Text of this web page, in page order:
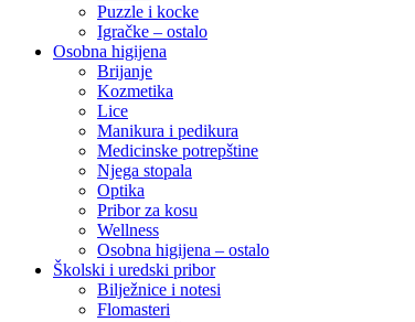
Puzzle i kocke
Igračke – ostalo
Osobna higijena
Brijanje
Kozmetika
Lice
Manikura i pedikura
Medicinske potrepštine
Njega stopala
Optika
Pribor za kosu
Wellness
Osobna higijena – ostalo
Školski i uredski pribor
Bilježnice i notesi
Flomasteri